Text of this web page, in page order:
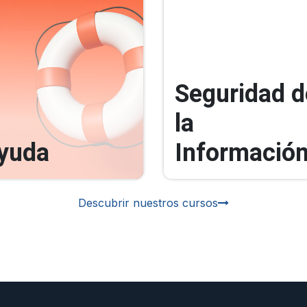
Seguridad
la
Descubrir nuestros cursos